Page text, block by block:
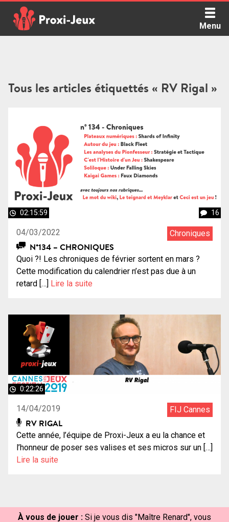
content
Menu
Tous les articles étiquettés « RV Rigal »
02:15:59 16
04/03/2022 Chroniques
N°134 – CHRONIQUES
Quoi ?! Les chroniques de février sortent en mars ?
Cette modification du calendrier n’est pas due à un
retard […] Lire la suite
0:22:26
14/04/2019 FIJ Cannes
RV RIGAL
Cette année, l’équipe de Proxi-Jeux a eu la chance et
l’honneur de poser ses valises et ses micros sur un […]
Lire la suite
À vous de jouer : Si je vous dis "Maître Renard", vous